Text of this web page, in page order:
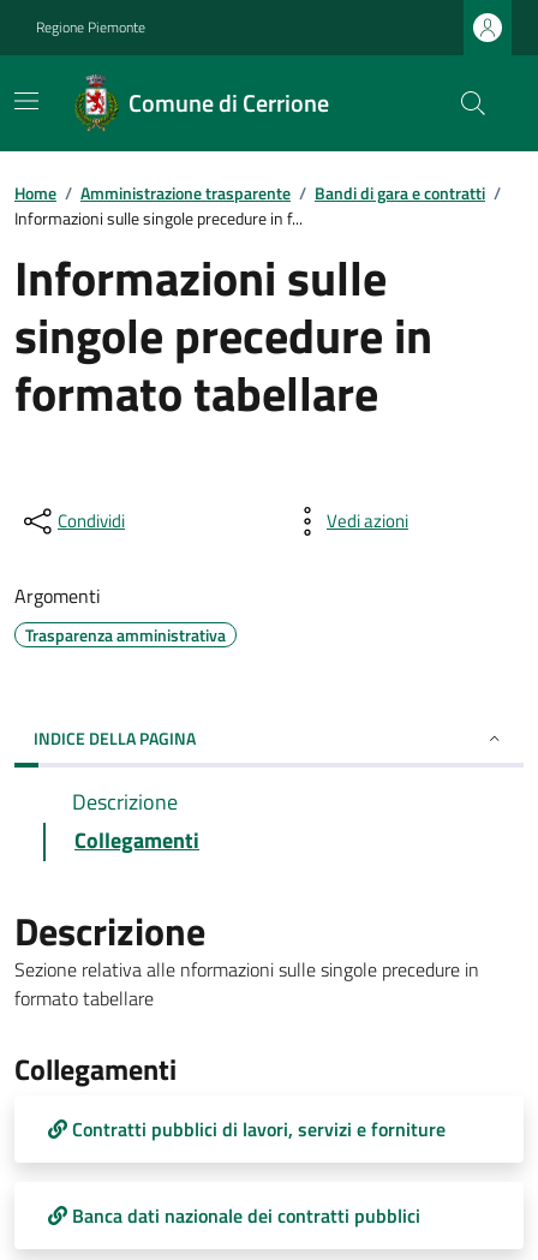
Regione Piemonte
Comune di Cerrione
Home / Amministrazione trasparente / Bandi di gara e contratti /
Informazioni sulle singole precedure in f...
Informazioni sulle
singole precedure in
formato tabellare
Condividi Vedi azioni
Argomenti
Trasparenza amministrativa
INDICE DELLA PAGINA
Descrizione
Collegamenti
Descrizione
Sezione relativa alle nformazioni sulle singole precedure in
formato tabellare
Collegamenti
Contratti pubblici di lavori, servizi e forniture
Banca dati nazionale dei contratti pubblici